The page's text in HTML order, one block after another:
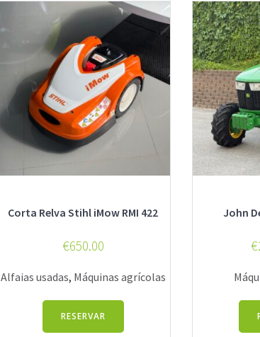
Corta Relva Stihl iMow RMI 422
€650.00
Alfaias usadas, Máquinas agrícolas
RESERVAR
John
€